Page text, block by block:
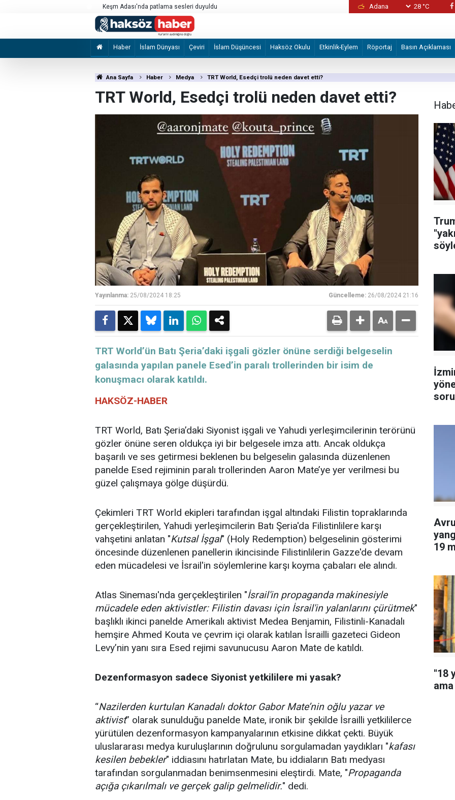
İzmir Büyükşehir Belediyesine yönelik "ihaleye fesat karıştırma" soruşturmasında
2 şüpheli tutuklandı
Kaos fırıldakları yine devrede: Şam’da
28 °C
Haber İslam Dünyası Çeviri İslam Düşüncesi Haksöz Okulu Etkinlik-Eylem Röportaj Basın Açıklaması
Ana Sayfa Haber Medya TRT World, Esedçi trolü neden davet etti?
TRT World, Esedçi trolü neden davet etti?
Yayınlanma: 25/08/2024 18:25 Güncelleme: 26/08/2024 21:16
​​​​​​​TRT World’ün Batı Şeria’daki işgali gözler önüne serdiği belgeselin
galasında yapılan panele Esed’in paralı trollerinden bir isim de
konuşmacı olarak katıldı.
HAKSÖZ-HABER
TRT World, Batı Şeria’daki Siyonist işgali ve Yahudi yerleşimcilerinin terörünü
gözler önüne seren oldukça iyi bir belgesele imza attı. Ancak oldukça
başarılı ve ses getirmesi beklenen bu belgeselin galasında düzenlenen
panelde Esed rejiminin paralı trollerinden Aaron Mate’ye yer verilmesi bu
güzel çalışmaya gölge düşürdü.
Çekimleri TRT World ekipleri tarafından işgal altındaki Filistin topraklarında
gerçekleştirilen, Yahudi yerleşimcilerin Batı Şeria'da Filistinlilere karşı
vahşetini anlatan "Kutsal İşgal" (Holy Redemption) belgeselinin gösterimi
öncesinde düzenlenen panellerin ikincisinde Filistinlilerin Gazze'de devam
eden mücadelesi ve İsrail'in söylemlerine karşı koyma çabaları ele alındı.
Atlas Sineması'nda gerçekleştirilen "İsrail'in propaganda makinesiyle
mücadele eden aktivistler: Filistin davası için İsrail'in yalanlarını çürütmek"
başlıklı ikinci panelde Amerikalı aktivist Medea Benjamin, Filistinli-Kanadalı
hemşire Ahmed Kouta ve çevrim içi olarak katılan İsrailli gazeteci Gideon
Levy’nin yanı sıra Esed rejimi savunucusu Aaron Mate de katıldı.
Dezenformasyon sadece Siyonist yetkililere mi yasak?
“Nazilerden kurtulan Kanadalı doktor Gabor Mate’nin oğlu yazar ve
aktivist” olarak sunulduğu panelde Mate, ironik bir şekilde İsrailli yetkililerce
yürütülen dezenformasyon kampanyalarının etkisine dikkat çekti. Büyük
uluslararası medya kuruluşlarının doğrulunu sorgulamadan yaydıkları "kafası
kesilen bebekler" iddiasını hatırlatan Mate, bu iddiaların Batı medyası
tarafından sorgulanmadan benimsenmesini eleştirdi. Mate, "Propaganda
açığa çıkarılmalı ve gerçek galip gelmelidir." dedi.
19
"18